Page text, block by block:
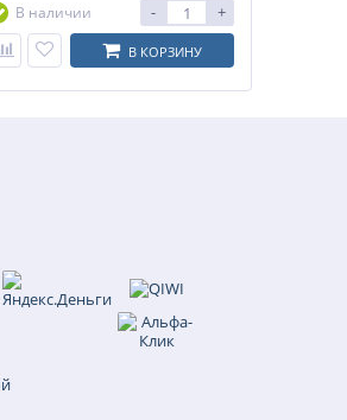
В наличии
- +
В КОРЗИНУ